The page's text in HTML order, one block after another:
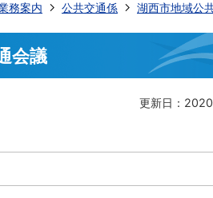
務案内 公共交通係 湖西市地域公
会議
更新日：